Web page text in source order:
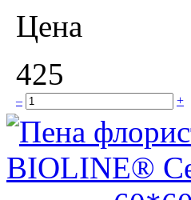
Цена
425
– +